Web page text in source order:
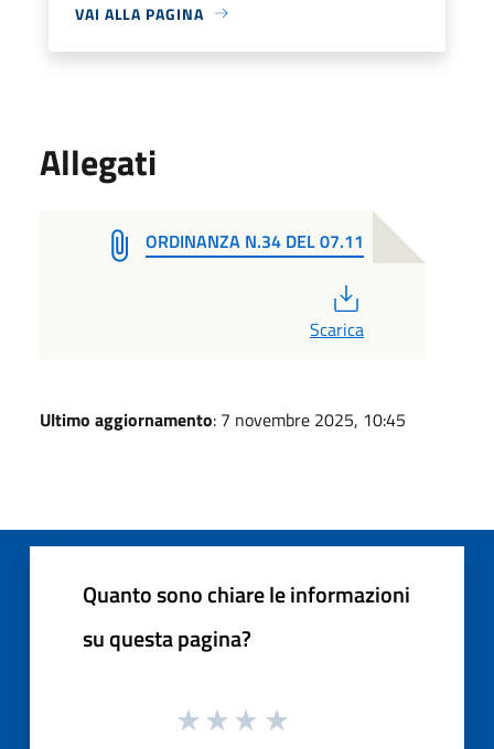
VAI ALLA PAGINA
Allegati
ORDINANZA N.34 DEL 07.11
Scarica
Ultimo aggiornamento: 7 novembre 2025, 10:45
Quanto sono chiare le informazioni
su questa pagina?